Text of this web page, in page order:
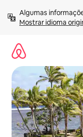
para
Mostrar idioma